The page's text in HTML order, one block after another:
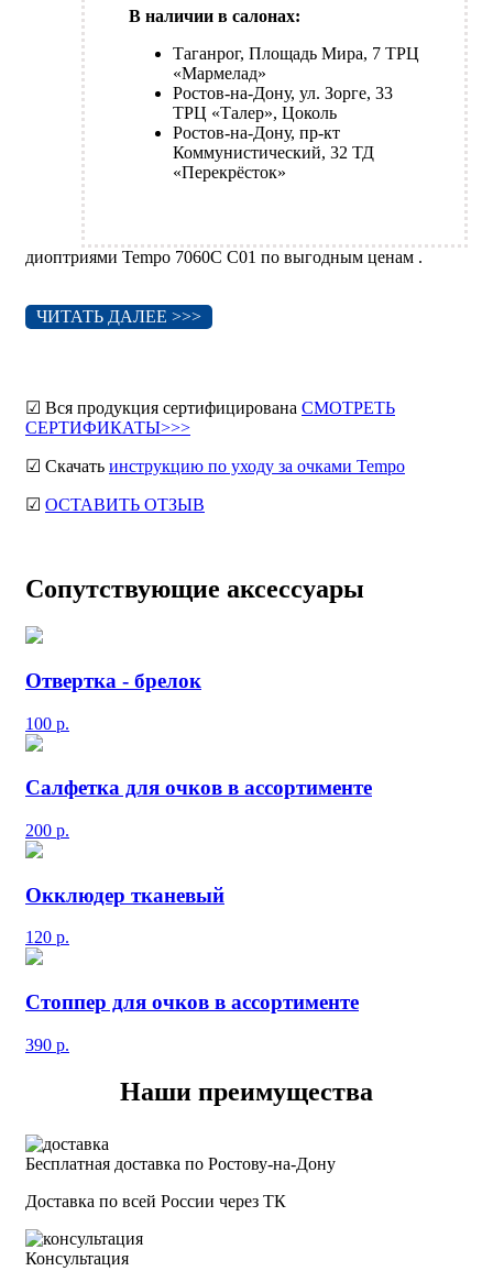
В наличии в салонах:
Таганрог, Площадь Мира, 7 ТРЦ
«Мармелад»
Ростов-на-Дону, ул. Зорге, 33
ТРЦ «Талер», Цоколь
Ростов-на-Дону, пр-кт
Коммунистический, 32 ТД
«Перекрёсток»
диоптриями Tempo 7060C C01 по выгодным ценам .
ЧИТАТЬ ДАЛЕЕ >>>
☑ Вся продукция сертифицирована СМОТРЕТЬ
СЕРТИФИКАТЫ>>>
☑ Скачать инструкцию по уходу за очками Tempo
☑ ОСТАВИТЬ ОТЗЫВ
Сопутствующие аксессуары
Отвертка - брелок
100 р.
Салфетка для очков в ассортименте
200 р.
Окклюдер тканевый
120 р.
Стоппер для очков в ассортименте
390 р.
Наши преимущества
Бесплатная доставка по Ростову-на-Дону
Доставка по всей России через ТК
Консультация